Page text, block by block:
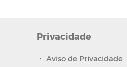
Privacidade
・ Aviso de Privacidade